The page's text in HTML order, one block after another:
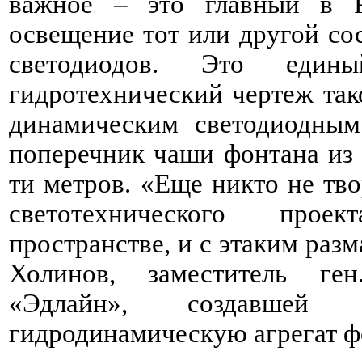
освещение тот или другой
светодиодов. Это
гидротехнический чертеж
динамическим
поперечник чаши фонтана из
ти метров. «Еще никто не
светотехнического
пространстве, и с этаким
Холинов, заместитель
«Эдлайн»,
гидродинамическую агрегат